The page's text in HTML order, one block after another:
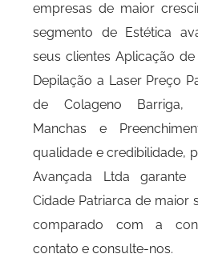
empresas de maior
segmento de Estética
seus clientes Aplicação de
Depilação a Laser Preço
de Colageno Barriga,
Manchas e
qualidade e credibilidade,
Avançada Ltda garante
Cidade Patriarca de maior
comparado com a
contato e consulte-nos.